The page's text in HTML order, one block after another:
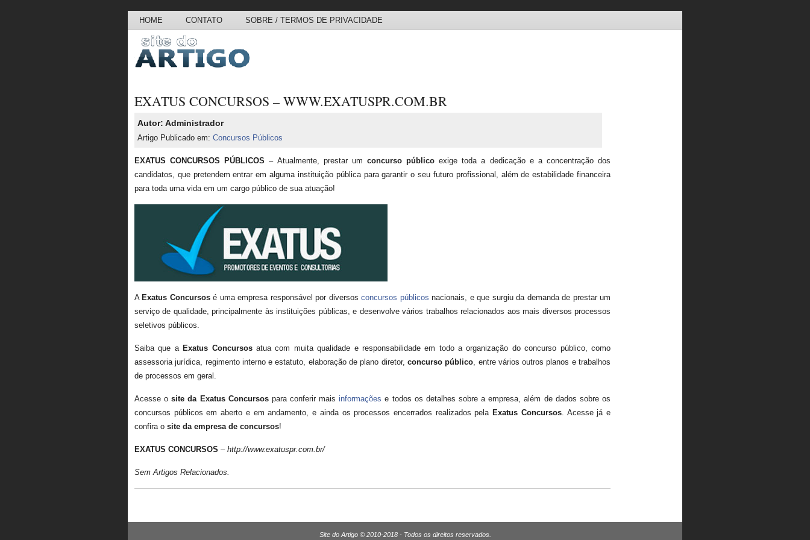
HOME CONTATO SOBRE / TERMOS DE PRIVACIDADE
EXATUS CONCURSOS – WWW.EXATUSPR.COM.BR
Autor: Administrador
Artigo Publicado em: Concursos Públicos
EXATUS CONCURSOS PÚBLICOS – Atualmente, prestar um concurso público exige toda a dedicação e a concentração dos
candidatos, que pretendem entrar em alguma instituição pública para garantir o seu futuro profissional, além de estabilidade financeira
para toda uma vida em um cargo público de sua atuação!
A Exatus Concursosé uma empresa responsável por diversosconcursos públicos nacionais, e que surgiu da demanda de prestar um
serviço de qualidade, principalmente às instituições públicas, e desenvolve vários trabalhos relacionados aos mais diversos processos
seletivos públicos.
Saiba que a Exatus Concursosatua com muita qualidade e responsabilidade em todo a organização do concurso público, como
assessoria jurídica, regimento interno e estatuto, elaboração de plano diretor, concurso público, entre vários outros planos e trabalhos
de processos em geral.
Acesse osite da Exatus Concursospara conferir maisinformações e todos os detalhes sobre a empresa, além de dados sobre os
concursos públicos em aberto e em andamento, e ainda os processos encerrados realizados pela Exatus Concursos. Acesse já e
confira o site da empresa de concursos!
EXATUS CONCURSOS – http://www.exatuspr.com.br/
Sem Artigos Relacionados.
Site do Artigo © 2010-2018 - Todos os direitos reservados.